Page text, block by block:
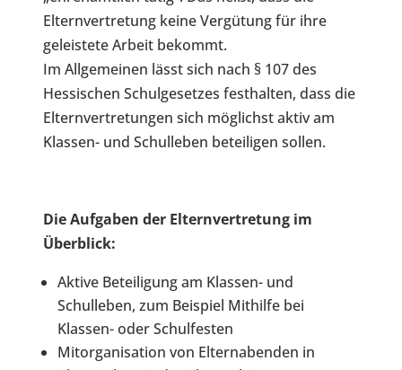
Elternvertretung keine Vergütung für ihre
geleistete Arbeit bekommt.
Im Allgemeinen lässt sich nach § 107 des
Hessischen Schulgesetzes festhalten, dass die
Elternvertretungen sich möglichst aktiv am
Klassen- und Schulleben beteiligen sollen.
Die Aufgaben der Elternvertretung im
Überblick:
Aktive Beteiligung am Klassen- und
Schulleben, zum Beispiel Mithilfe bei
Klassen- oder Schulfesten
Mitorganisation von Elternabenden in